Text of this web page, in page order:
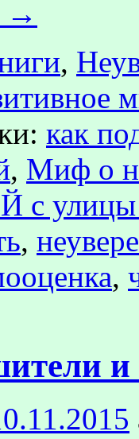
→
,
как
, Миф о
с
,
,